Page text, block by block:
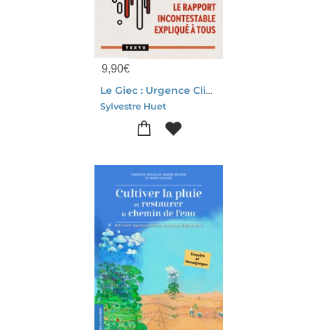
9,90€
Le Giec : Urgence Climat ; Le Rapport Incontestable Explique A Tous
Sylvestre Huet